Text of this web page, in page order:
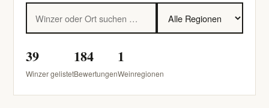
39
Winzer gelistet
184
Bewertungen
1
Weinregionen